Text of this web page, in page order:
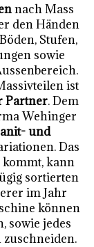
nach Mass
den Händen
Stufen,
sowie
ist
Partner. Dem
Wehinger
und
Das
kommt, kann
sortierten
im Jahr
können
sowie jedes